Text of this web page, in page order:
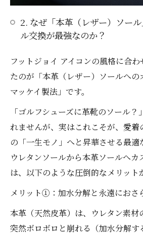
2. なぜ「本革（レザー）ソー
ル交換が最強なのか？
フットジョイ アイコンの風格に合
たのが「本革（レザー）ソールへの
マッケイ製法」です。
「ゴルフシューズに革靴のソール
れませんが、実はこれこそが、愛着
の「一生モノ」へと昇華させる最適
ウレタンソールから本革ソールへカ
は、以下のような圧倒的なメリット
メリット①：加水分解と永遠におさ
本革（天然皮革）は、ウレタン素材
突然ボロボロと崩れる（加水分解す